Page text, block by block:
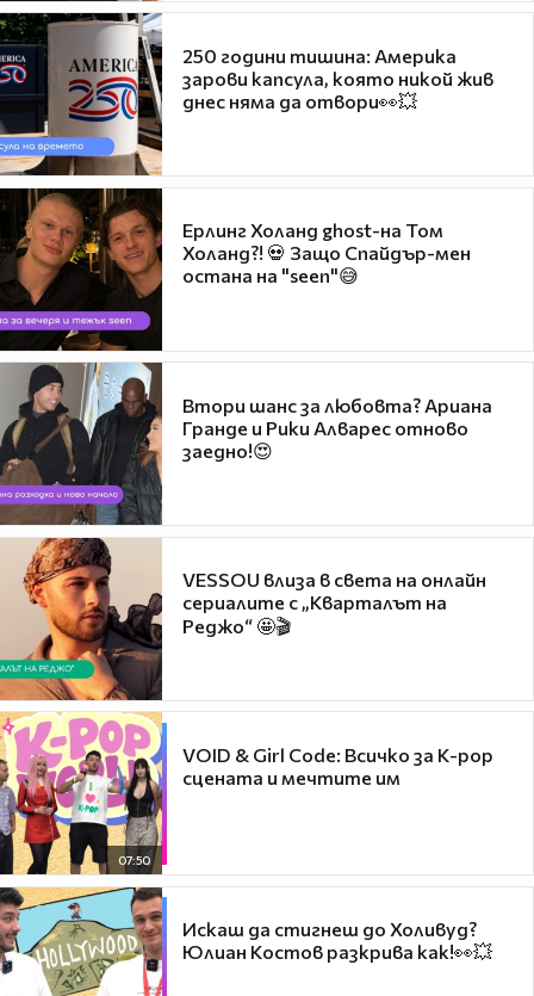
250 години тишина: Америка
зарови капсула, която никой жив
днес няма да отвори👀💥
Ерлинг Холанд ghost-на Том
Холанд?! 💀 Защо Спайдър-мен
остана на "seen"😅
Втори шанс за любовта? Ариана
Гранде и Рики Алварес отново
заедно!😍
VESSOU влиза в света на онлайн
сериалите с „Кварталът на
Реджо“ 🤩🎬
07:50
VOID & Girl Code: Всичко за K-pop
сцената и мечтите им
Искаш да стигнеш до Холивуд?
Юлиан Костов разкрива как!👀💥